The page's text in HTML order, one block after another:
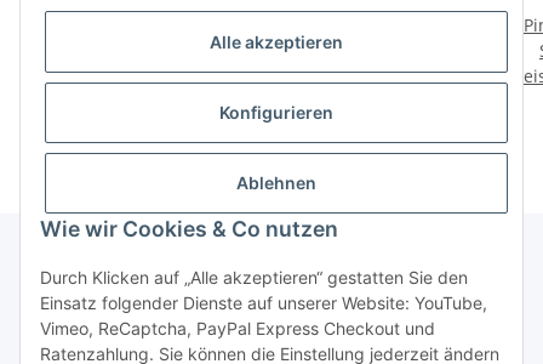
Alle akzeptieren
Konfigurieren
Ablehnen
Wie wir Cookies & Co nutzen
Durch Klicken auf „Alle akzeptieren“ gestatten Sie den
Einsatz folgender Dienste auf unserer Website: YouTube,
Vimeo, ReCaptcha, PayPal Express Checkout und
Ratenzahlung. Sie können die Einstellung jederzeit ändern
Preise nach Anmeldung
Heimtierausweis Black
Edition
Preise nach Anmeldung
Informationen